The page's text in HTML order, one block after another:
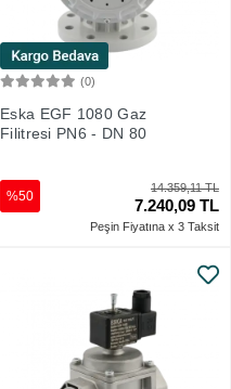
(0)
Eska EGF 1080 Gaz
Filitresi PN6 - DN 80
14.359,11 TL
7.240,09 TL
%50
Peşin Fiyatına x 3 Taksit